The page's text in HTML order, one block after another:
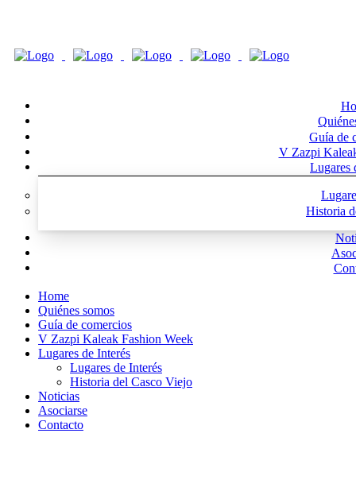
Guía de
V Zazpi
Lugares
Historia
Home
Quiénes somos
Guía de comercios
V Zazpi Kaleak Fashion Week
Lugares de Interés
Lugares de Interés
Historia del Casco Viejo
Noticias
Asociarse
Contacto